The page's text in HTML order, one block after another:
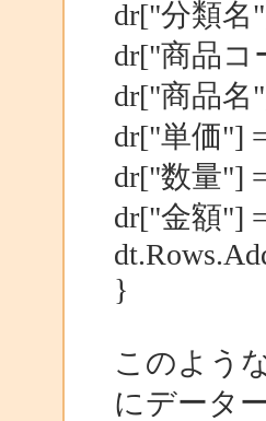
dr["分類名
dr["商品コ
dr["商品名
dr["単価"]
dr["数量"]
dr["金額"]
}
このよう
にデータ